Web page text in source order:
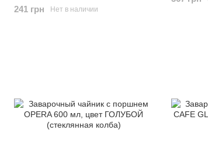
241 грн Нет в наличии